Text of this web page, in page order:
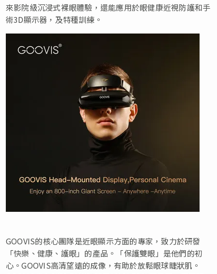
來影院級沉浸式裸眼體驗，還能應用於眼健康近視防護和手
術3D顯示器，及特種訓練。
GOOVIS的核心團隊是近眼顯示方面的專家，致力於研發
「快樂、健康、護眼」的產品。「保護雙眼」是他們的初
心。GOOVIS高清望遠的成像，有助於放鬆眼球睫狀肌。